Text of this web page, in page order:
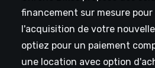
financement sur mesure
l'acquisition de votre
optiez pour un paiement
une location avec option